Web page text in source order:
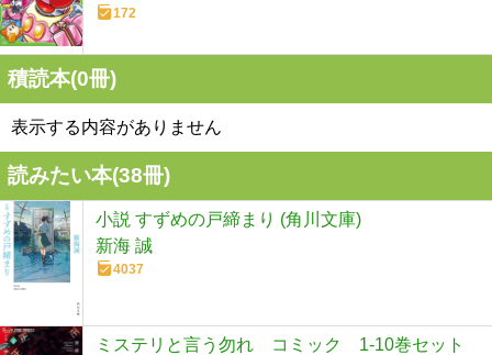
172
積読本(0冊)
表示する内容がありません
読みたい本(38冊)
小説 すずめの戸締まり (角川文庫)
新海 誠
4037
ミステリと言う勿れ コミック 1-10巻セット